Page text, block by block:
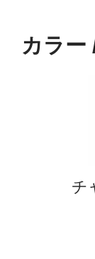
カラー
チ